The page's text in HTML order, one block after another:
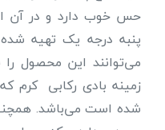
حس خوب دارد و در آن
پنبه درجه یک تهیه
می‌توانند این محصول را
زمینه بادی رکابی کرم